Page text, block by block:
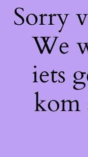
Sorry
We
iets
kom